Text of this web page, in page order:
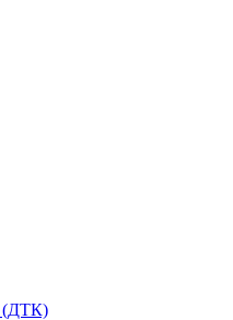
(ДТК)